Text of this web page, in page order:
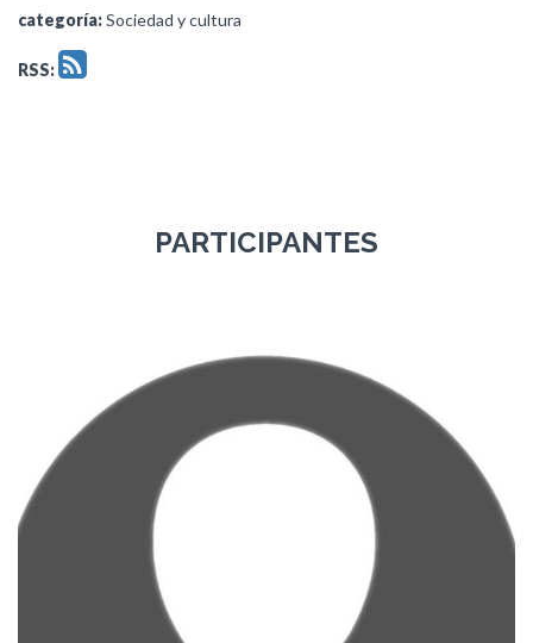
categoría:Sociedad y cultura
RSS:
PARTICIPANTES